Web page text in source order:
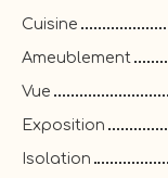
Cuisine
Ameublement
Vue
Exposition
Isolation